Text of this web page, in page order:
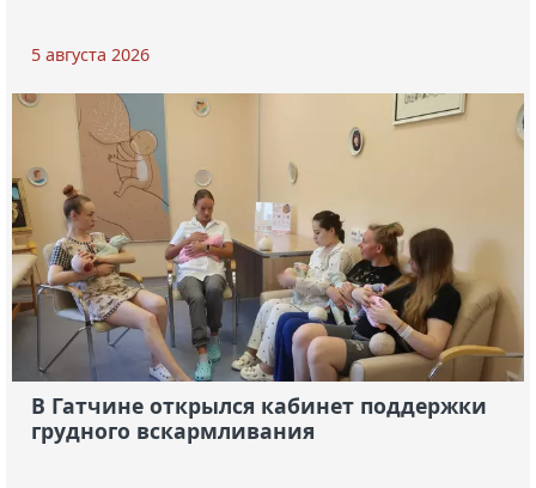
5 августа 2026
В Гатчине открылся кабинет поддержки
грудного вскармливания